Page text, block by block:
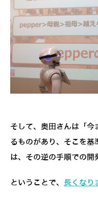
そして、奥田さんは「今
るものがあり、そこを
は、その逆の手順での開
ということで、 長くなり